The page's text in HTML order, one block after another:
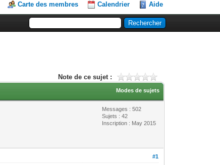
Carte des membres Calendrier Aide
Note de ce sujet :
Modes de sujets
Messages : 502
Sujets : 42
Inscription : May 2015
#1